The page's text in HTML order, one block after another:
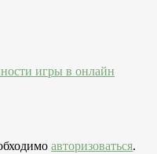
игры в онлайн
авторизоваться.